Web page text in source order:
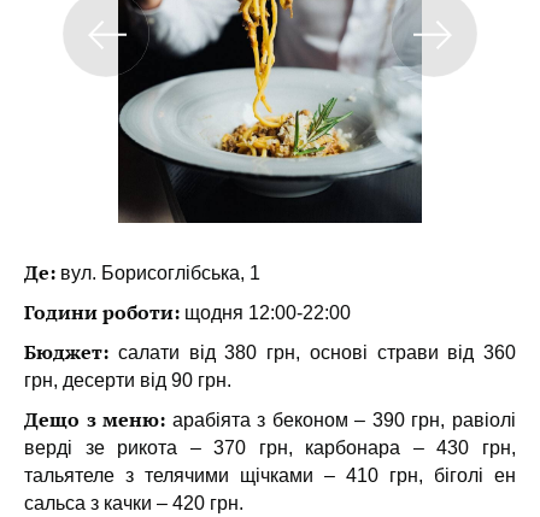
Де: вул. Борисоглібська, 1
Години роботи: щодня 12:00-22:00
Бюджет: салати від 380 грн, основі страви від 360
грн, десерти від 90 грн.
Дещо з меню: арабіята з беконом – 390 грн, равіолі
верді зе рикота – 370 грн, карбонара – 430 грн,
тальятеле з телячими щічками – 410 грн, біголі ен
сальса з качки – 420 грн.